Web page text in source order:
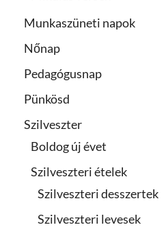
Munkaszüneti napok
Nőnap
Pedagógusnap
Pünkösd
Szilveszter
Boldog új évet
Szilveszteri ételek
Szilveszteri desszertek
Szilveszteri levesek